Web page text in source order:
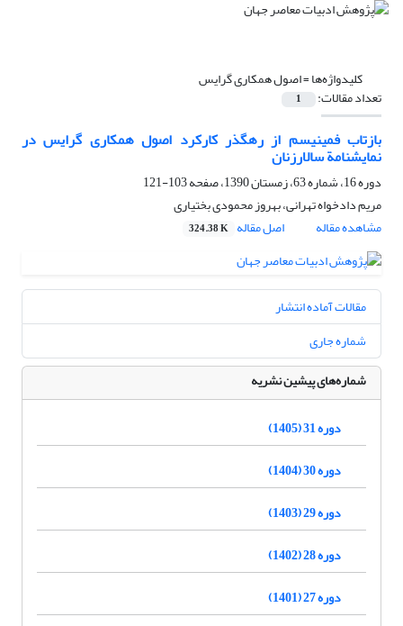
کلیدواژه‌ها =اصول همکاری گرایس
تعداد مقالات: 1
بازتاب فمینیسم از رهگذر کارکرد اصول همکاری گرایس در
نمایشنامة سالارزنان
دوره 16، شماره 63، زمستان 1390، صفحه
103-121
مریم دادخواه تهرانی، بهروز محمودی بختیاری
مشاهده مقاله
اصل مقاله 324.38 K
مقالات آماده انتشار
شماره جاری
شماره‌های پیشین نشریه
دوره 31 (1405)
دوره 30 (1404)
دوره 29 (1403)
دوره 28 (1402)
دوره 27 (1401)